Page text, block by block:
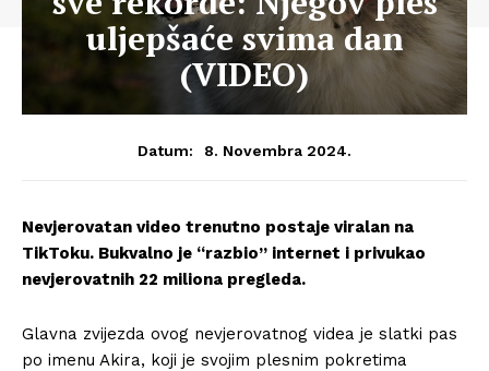
uljepšaće svima dan
(VIDEO)
Datum: 8. Novembra 2024.
Nevjerovatan video trenutno postaje viralan na
TikToku. Bukvalno je “razbio” internet i privukao
nevjerovatnih 22 miliona pregleda.
Glavna zvijezda ovog nevjerovatnog videa je slatki pas
po imenu Akira, koji je svojim plesnim pokretima